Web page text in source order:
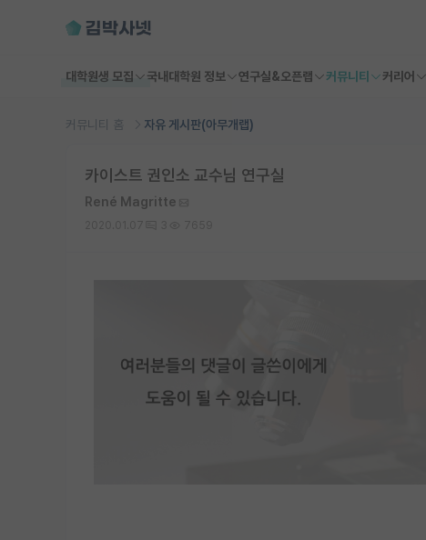
대학원생 모집 국내대학원 정보 연구실&오픈랩 커뮤니티 커리어
커뮤니티 홈 자유 게시판(아무개랩)
카이스트 권인소 교수님 연구실
René Magritte